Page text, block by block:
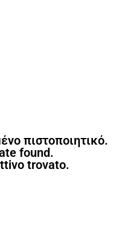
πιστοποιητικό.
found.
trovato.